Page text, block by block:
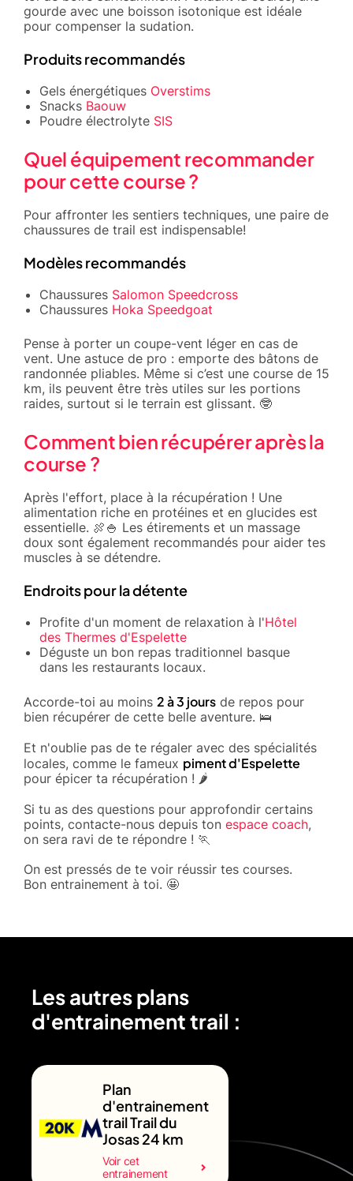
gourde avec une boisson isotonique est idéale
pour compenser la sudation.
Produits recommandés
Gels énergétiques Overstims
Snacks Baouw
Poudre électrolyte SIS
Quel équipement recommander
pour cette course ?
Pour affronter les sentiers techniques, une paire de
chaussures de trail est indispensable!
Modèles recommandés
Chaussures Salomon Speedcross
Chaussures Hoka Speedgoat
Pense à porter un coupe-vent léger en cas de
vent. Une astuce de pro : emporte des bâtons de
randonnée pliables. Même si c’est une course de 15
km, ils peuvent être très utiles sur les portions
raides, surtout si le terrain est glissant. 🤓
Comment bien récupérer après la
course ?
Après l'effort, place à la récupération ! Une
alimentation riche en protéines et en glucides est
essentielle. 🍖🍚 Les étirements et un massage
doux sont également recommandés pour aider tes
muscles à se détendre.
Endroits pour la détente
Profite d'un moment de relaxation à l'Hôtel
des Thermes d'Espelette
Déguste un bon repas traditionnel basque
dans les restaurants locaux.
Accorde-toi au moins 2 à 3 jours de repos pour
bien récupérer de cette belle aventure. 🛌
Et n'oublie pas de te régaler avec des spécialités
locales, comme le fameux piment d'Espelette
pour épicer ta récupération ! 🌶️
Si tu as des questions pour approfondir certains
points, contacte-nous depuis ton espace coach,
on sera ravi de te répondre ! 🏃
On est pressés de te voir réussir tes courses.
Bon entrainement à toi. 🤩
Les autres plans
d'entrainement trail :
Plan
d'entrainement
trail Trail du
Josas 24 km
Voir cet
entrainement